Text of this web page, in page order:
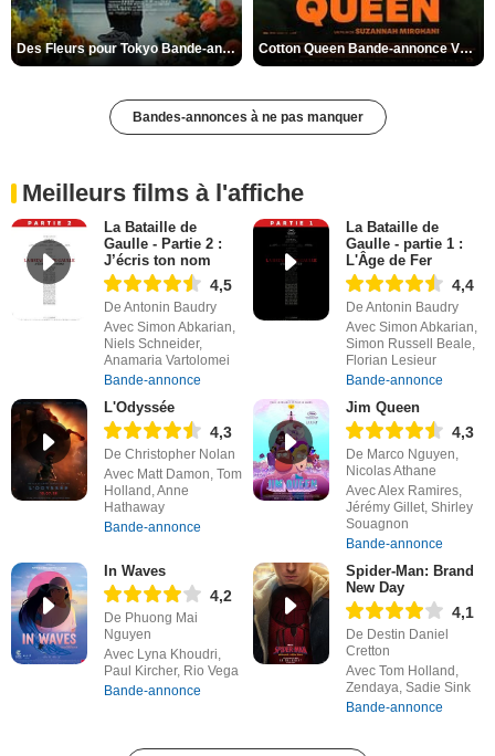
Des Fleurs pour Tokyo Bande-annonce VO STFR Cotton Queen Bande-annonce VO STFR
Bandes-annonces à ne pas manquer
Meilleurs films à l'affiche
La Bataille de
Gaulle - Partie 2 :
J’écris ton nom
4,5
De Antonin Baudry
Avec Simon Abkarian,
Niels Schneider,
Anamaria Vartolomei
Bande-annonce
La Bataille de
Gaulle - partie 1 :
L'Âge de Fer
4,4
De Antonin Baudry
Avec Simon Abkarian,
Simon Russell Beale,
Florian Lesieur
Bande-annonce
L'Odyssée
4,3
De Christopher Nolan
Avec Matt Damon, Tom
Holland, Anne
Hathaway
Bande-annonce
Jim Queen
4,3
De Marco Nguyen,
Nicolas Athane
Avec Alex Ramires,
Jérémy Gillet, Shirley
Souagnon
Bande-annonce
In Waves
4,2
De Phuong Mai
Nguyen
Avec Lyna Khoudri,
Paul Kircher, Rio Vega
Bande-annonce
Spider-Man: Brand
New Day
4,1
De Destin Daniel
Cretton
Avec Tom Holland,
Zendaya, Sadie Sink
Bande-annonce